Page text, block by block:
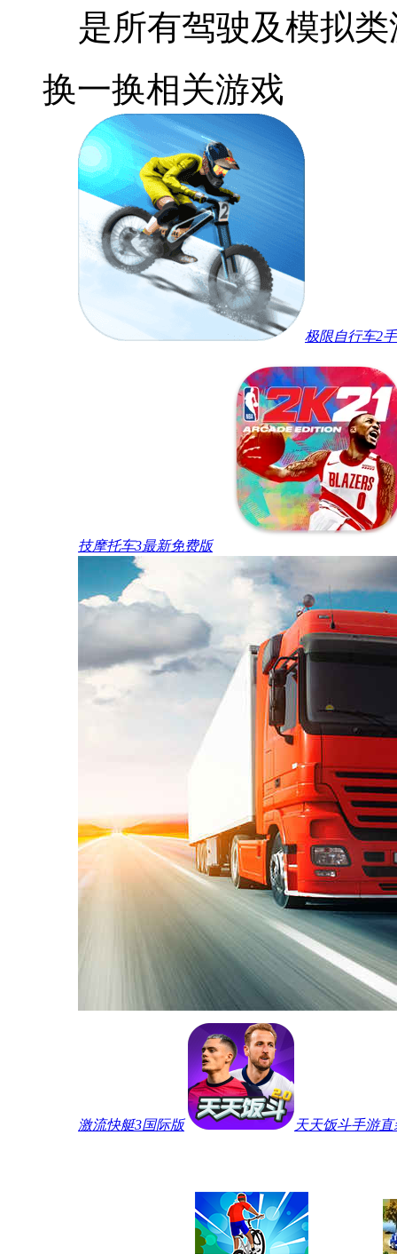
是所有驾驶及模拟
换一换相关游戏
极限自行车2
技摩托车3最新免费版
激流快艇3国际版 天天饭斗手游直